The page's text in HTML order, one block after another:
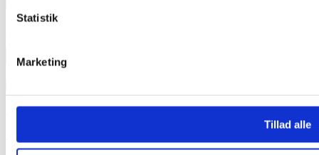
Statistik
Marketing
Tillad alle
INDLÆG
Medieinfo banner